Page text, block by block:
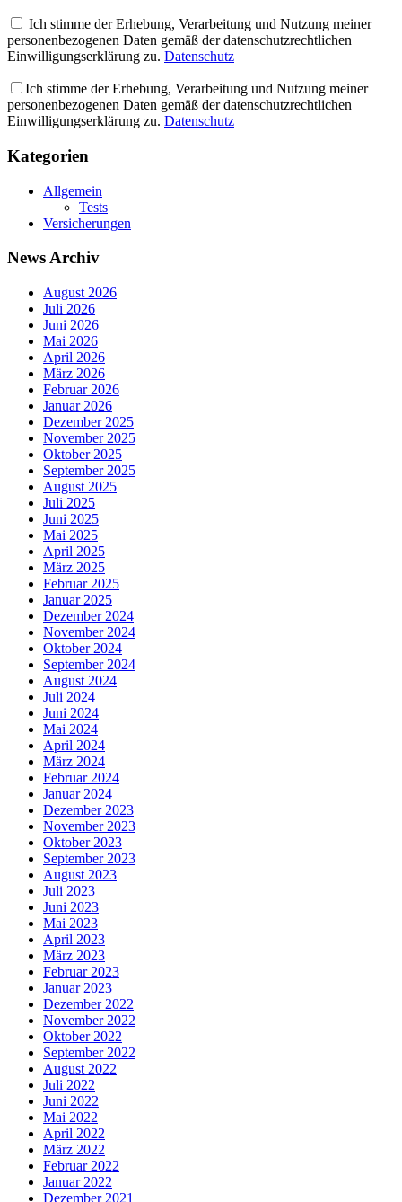
Ich stimme der Erhebung, Verarbeitung und Nutzung meiner
personenbezogenen Daten gemäß der datenschutzrechtlichen
Einwilligungserklärung zu. Datenschutz
Ich stimme der Erhebung, Verarbeitung und Nutzung meiner
personenbezogenen Daten gemäß der datenschutzrechtlichen
Einwilligungserklärung zu. Datenschutz
Kategorien
Allgemein
Tests
Versicherungen
News Archiv
August 2026
Juli 2026
Juni 2026
Mai 2026
April 2026
März 2026
Februar 2026
Januar 2026
Dezember 2025
November 2025
Oktober 2025
September 2025
August 2025
Juli 2025
Juni 2025
Mai 2025
April 2025
März 2025
Februar 2025
Januar 2025
Dezember 2024
November 2024
Oktober 2024
September 2024
August 2024
Juli 2024
Juni 2024
Mai 2024
April 2024
März 2024
Februar 2024
Januar 2024
Dezember 2023
November 2023
Oktober 2023
September 2023
August 2023
Juli 2023
Juni 2023
Mai 2023
April 2023
März 2023
Februar 2023
Januar 2023
Dezember 2022
November 2022
Oktober 2022
September 2022
August 2022
Juli 2022
Juni 2022
Mai 2022
April 2022
März 2022
Februar 2022
Januar 2022
Dezember 2021